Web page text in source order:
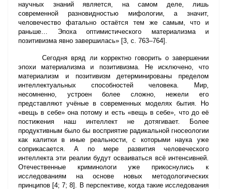
научных знаний является, на самом деле, лишь
современной разновидностью мифологии, а значит,
человечество фатально остаётся тем же самым, что и
раньше… Эпоха оптимистического материализма и
позитивизма явно завершилась» [3, с. 763–764].
Сегодня вряд ли корректно говорить о завершении
эпохи материализма и позитивизма. Не исключено, что
материализм и позитивизм детерминированы пределом
интеллектуальных способностей человека. Мир,
несомненно, устроен более сложно, нежели его
представляют учёные в современных моделях бытия. Но
«вещь в себе» она потому и есть «вещь в себе», что до её
постижения наш интеллект не дотягивает. Более
продуктивным было бы восприятие радикальной гносеологии
как калитки в иные реальности, с которыми наука уже
соприкасается. А по мере развития человеческого
интеллекта эти реалии будут осваиваться всё интенсивней.
Отечественные криминологи уже прикоснулись к
исследованиям на основе новых методологических
принципов [4; 7; 8]. В перспективе, когда такие исследования